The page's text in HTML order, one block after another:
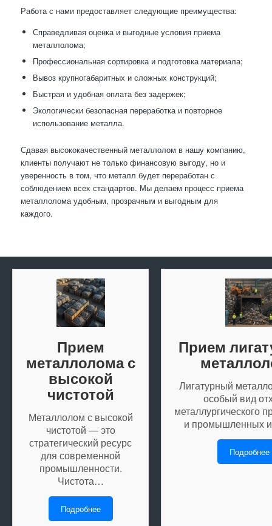
Работа с нами предоставляет следующие преимущества:
Справедливая оценка и выгодные условия приема
металлолома;
Профессиональная сортировка и подготовка материала;
Вывоз крупногабаритных и сложных конструкций;
Быстрая и удобная оплата без задержек;
Экологически безопасная переработка и повторное
использование металла.
Сдавая высококачественный металлолом в нашу компанию,
клиенты получают не только финансовую выгоду, но и
уверенность в том, что металл будет переработан с
соблюдением всех стандартов. Мы делаем процесс приема
металлолома удобным, прозрачным и выгодным для
каждого.
Прием
металлолома с
высокой
чистотой
Металлолом с высокой
чистотой — это
стратегический ресурс
для современной
промышленности.
Чистота…
Подробнее
Прием
Лигатурный
особый вид
металлургического
и промышленных
Подробнее